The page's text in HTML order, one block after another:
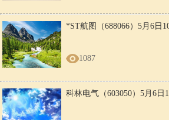
*ST航图（688066）5月6日
1087
科林电气（603050）5月6日